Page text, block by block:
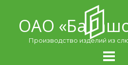
contentОАО
Производство изделий из